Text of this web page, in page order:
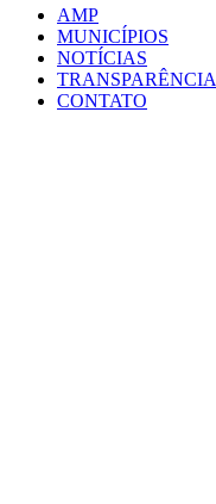
AMP
MUNICÍPIOS
NOTÍCIAS
TRANSPARÊNCIA
CONTATO